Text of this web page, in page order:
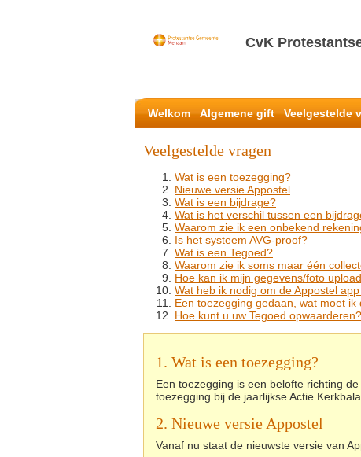
CvK
Welkom Algemene gift Veelgestelde
Veelgestelde vragen
Wat is een toezegging?
Nieuwe versie Appostel
Wat is een bijdrage?
Wat is het verschil tussen een
Waarom zie ik een onbekend
Is het systeem AVG-proof?
Wat is een Tegoed?
Waarom zie ik soms maar één
Hoe kan ik mijn gegevens/foto
Wat heb ik nodig om de Appostel
Een toezegging gedaan, wat moet ik
Hoe kunt u uw Tegoed opwaarderen?
1. Wat is een toezegging?
Een toezegging is een belofte richting
toezegging bij de jaarlijkse Actie
2. Nieuwe versie Appostel
Vanaf nu staat de nieuwste versie van